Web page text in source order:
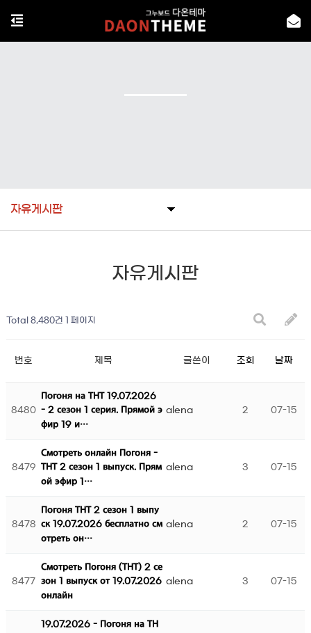
자유게시판
자유게시판
Total 8,480건 1 페이지
번호 제목 글쓴이 조회 날짜
8480
Погоня на ТНТ 19.07.2026
- 2 сезон 1 серия. Прямой э
фир 19 и…
alena 2 07-15
8479
Смотреть онлайн Погоня -
ТНТ 2 сезон 1 выпуск. Прям
ой эфир 1…
alena 3 07-15
8478
Погоня ТНТ 2 сезон 1 выпу
ск 19.07.2026 бесплатно см
отреть он…
alena 2 07-15
8477
Смотреть Погоня (ТНТ) 2 се
зон 1 выпуск от 19.07.2026
онлайн
alena 3 07-15
19.07.2026 - Погоня на ТН